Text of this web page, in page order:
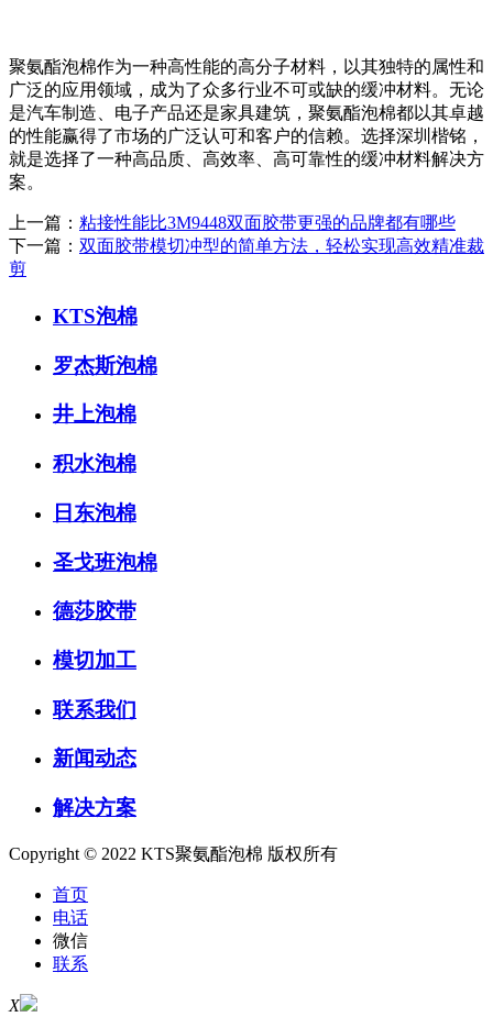
聚氨酯泡棉作为一种高性能的高分子材料，以其独特的属性和
广泛的应用领域，成为了众多行业不可或缺的缓冲材料。无论
是汽车制造、电子产品还是家具建筑，聚氨酯泡棉都以其卓越
的性能赢得了市场的广泛认可和客户的信赖。选择深圳楷铭，
就是选择了一种高品质、高效率、高可靠性的缓冲材料解决方
案。
上一篇： 粘接性能比3M9448双面胶带更强的品牌都有哪些
下一篇： 双面胶带模切冲型的简单方法，轻松实现高效精准裁
剪
KTS泡棉
罗杰斯泡棉
井上泡棉
积水泡棉
日东泡棉
圣戈班泡棉
德莎胶带
模切加工
联系我们
新闻动态
解决方案
Copyright © 2022 KTS聚氨酯泡棉 版权所有
首页
电话
微信
联系
X